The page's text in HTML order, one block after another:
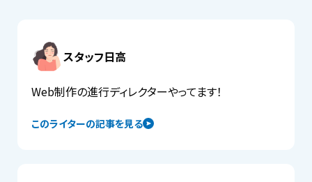
スタッフ日高
このライターの記事を見る
Web制作の進行ディレクターやってます！